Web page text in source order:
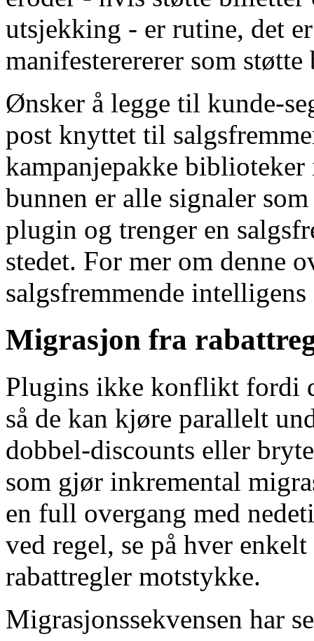
utsjekking - er rutine, det
manifesterererer som støtte
Ønsker å legge til kunde-
post knyttet til
kampanjepakke
bunnen er alle signaler
plugin og trenger en
stedet. For mer om denne
salgsfremmende
Migrasjon fra
Plugins ikke konflikt fordi
så de kan kjøre parallelt
dobbel-discounts eller
som gjør inkremental
en full overgang med
ved regel, se på hver
rabattregler motstykke.
Migrasjonssekvensen har